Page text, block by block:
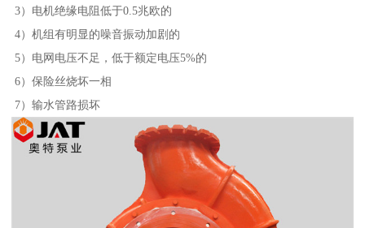
3）电机绝缘电阻低于0.5兆欧的
4）机组有明显的噪音振动加剧的
5）电网电压不足，低于额定电压5%的
6）保险丝烧坏一相
7）输水管路损坏